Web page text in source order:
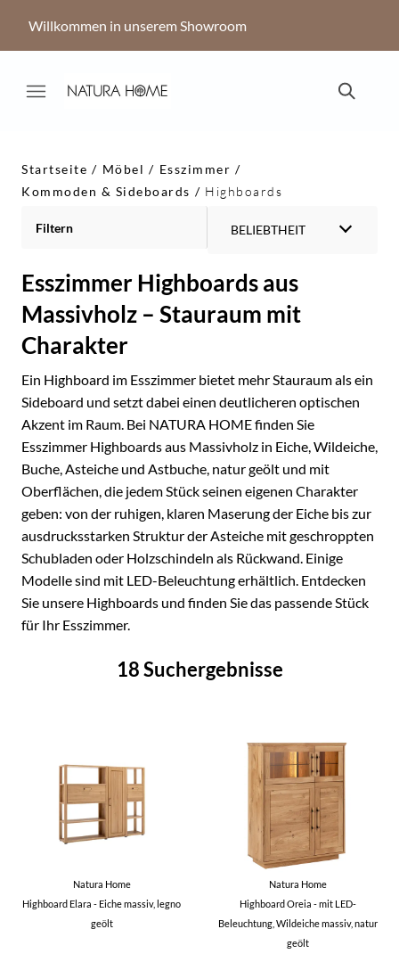
Willkommen in unserem Showroom
Startseite Möbel
Esszimmer
Kommoden & Sideboards
Highboards
Filtern BELIEBTHEIT
Esszimmer Highboards aus
Massivholz – Stauraum mit
Charakter
Ein Highboard im Esszimmer bietet mehr Stauraum als ein
Sideboard und setzt dabei einen deutlicheren optischen
Akzent im Raum. Bei NATURA HOME finden Sie
Esszimmer Highboards aus Massivholz in Eiche, Wildeiche,
Buche, Asteiche und Astbuche, natur geölt und mit
Oberflächen, die jedem Stück seinen eigenen Charakter
geben: von der ruhigen, klaren Maserung der Eiche bis zur
ausdrucksstarken Struktur der Asteiche mit geschroppten
Schubladen oder Holzschindeln als Rückwand. Einige
Modelle sind mit LED-Beleuchtung erhältlich. Entdecken
Sie unsere Highboards und finden Sie das passende Stück
für Ihr Esszimmer.
18 Suchergebnisse
Natura Home
Highboard Elara - Eiche massiv, legno
geölt
Natura Home
Highboard Oreia - mit LED-
Beleuchtung, Wildeiche massiv, natur
geölt